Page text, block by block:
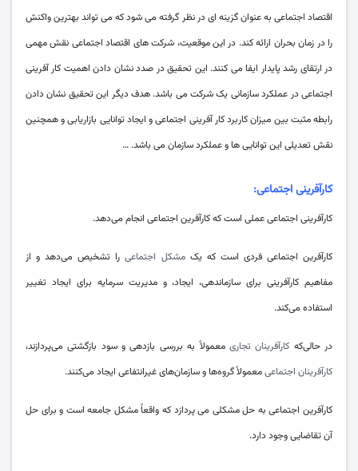
اقتصاد اجتماعی به عنوان گزینه ای در نظر گرفته می شود که می تواند بهترین واکنش
را در زمان بحران ارائه کند. در این موقعیت، شرکت های اقتصاد اجتماعی نقش مهمی
در ارتقای رشد پایدار ایفا می کنند. این تحقیق در صدد نشان دادن اهمیت کار آفرینی
اجتماعی در عملکرد سازمانی یک شرکت می باشد. هدف دیگر این تحقیق نشان دادن
رابطه مثبت بین میزان کاربرد کار آفرینی اجتماعی و ایجاد توانایی بازاریابی و همچنین
نقش تعدیلی این توانایی ها و عملکرد سازمان می باشد. …
کارآفرینی اجتماعی:
کارآفرینی اجتماعی عملی است که کارآفرین اجتماعی انجام می‌دهد.
کارآفرین اجتماعی فردی است که یکمشکل اجتماعیرا تشخیص می‌دهد و از
مفاهیم کارآفرینی برای سازماندهی، ایجاد، و مدیریت سرمایه برای ایجاد تغییر
استفاده می‌کند.
در حالی‌که کارآفرینان تجاری معمولاً به بررسی بازدهی و سود بازگشتی می‌پردازند،
کارآفرینان اجتماعیمعمولاً گروه‌ها و سازمان‌های غیرانتفاعی ایجاد می‌کنند.
کارآفرین اجتماعی به حل مشکلی می پردازد که واقعاً مشکل جامعه است و برای حل
آن تقاضایی وجود دارد.